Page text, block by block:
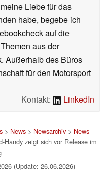
Liebe für das
habe, begebe ich
auf die
aus der
Außerhalb des Büros
für den Motorsport
Kontakt:
LinkedIn
> News> Newsarchiv> News
zeigt sich vor Release im
(Update: 26.06.2026)